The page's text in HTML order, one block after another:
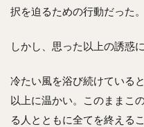
択を迫るための行動だった。
しかし、思った以上の誘惑
冷たい風を浴び続けている
以上に温かい。このままこ
る人とともに全てを終える